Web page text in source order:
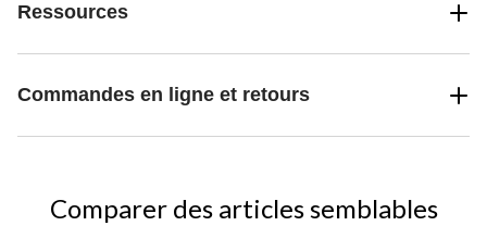
Ressources
Commandes en ligne et retours
Comparer des articles semblables